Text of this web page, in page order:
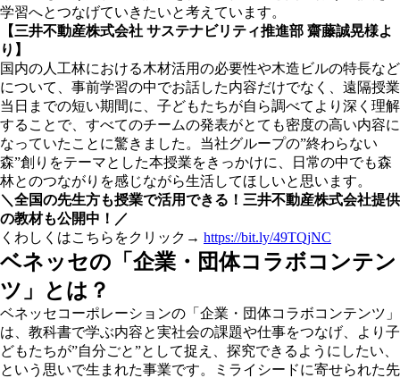
学習へとつなげていきたいと考えています。
【三井不動産株式会社 サステナビリティ推進部 齋藤誠晃様よ
り】
国内の人工林における木材活用の必要性や木造ビルの特長など
について、事前学習の中でお話した内容だけでなく、遠隔授業
当日までの短い期間に、子どもたちが自ら調べてより深く理解
することで、すべてのチームの発表がとても密度の高い内容に
なっていたことに驚きました。当社グループの”終わらない
森”創りをテーマとした本授業をきっかけに、日常の中でも森
林とのつながりを感じながら生活してほしいと思います。
＼全国の先生方も授業で活用できる！三井不動産株式会社提供
の教材も公開中！／
くわしくはこちらをクリック→ https://bit.ly/49TQjNC
ベネッセの「企業・団体コラボコンテン
ツ」とは？
ベネッセコーポレーションの「企業・団体コラボコンテンツ」
は、教科書で学ぶ内容と実社会の課題や仕事をつなげ、より子
どもたちが”自分ごと”として捉え、探究できるようにしたい、
という思いで生まれた事業です。ミライシードに寄せられた先